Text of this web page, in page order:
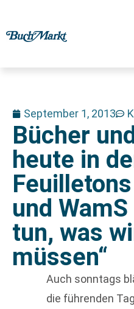
September 1, 2013
Bücher
heute in
und
tun, was
müssen“
Auch sonntags
die führenden